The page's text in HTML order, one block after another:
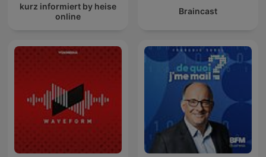
kurz informiert by heise
online
Braincast